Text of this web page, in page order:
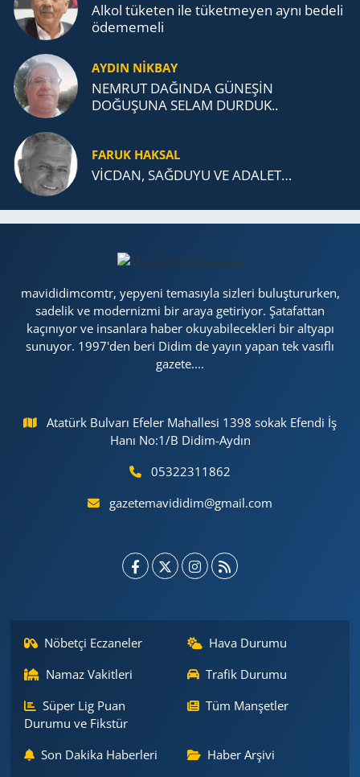
Alkol tü­ke­ten ile tü­ket­me­yen aynı be­de­li
öde­me­me­li
AYDIN NİKBAY
NEMRUT DAĞINDA GÜNEŞİN
DOĞUŞUNA SELAM DURDUK..
FARUK HAKSAL
VİCDAN, SAĞ­DU­YU VE ADA­LET…
mavididimcomtr, yepyeni temasıyla sizleri buluştururken,
sadelik ve modernizmi bir araya getiriyor. Şatafattan
kaçınıyor ve insanlara haber okuyabilecekleri bir altyapı
sunuyor. 1997'den beri Didim de yayın yapan tek vasıflı
gazete....
Atatürk Bulvarı Efeler Mahallesi 1398 sokak Efendi İş
Hanı No:1/B Didim-Aydın
05322311862
gazetemavididim@gmail.com
Nöbetçi Eczaneler
Hava Durumu
Namaz Vakitleri
Trafik Durumu
Süper Lig Puan
Durumu ve Fikstür
Tüm Manşetler
Son Dakika Haberleri Haber Arşivi